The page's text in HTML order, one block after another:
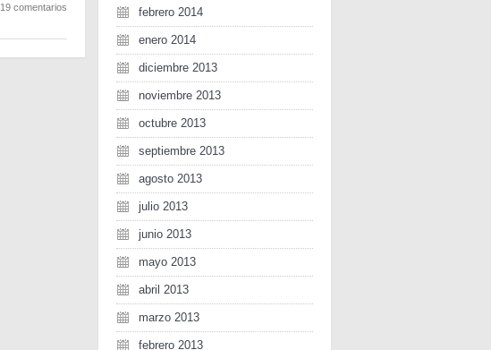
19 comentarios
febrero 2014
enero 2014
diciembre 2013
noviembre 2013
octubre 2013
septiembre 2013
agosto 2013
julio 2013
junio 2013
mayo 2013
abril 2013
marzo 2013
febrero 2013